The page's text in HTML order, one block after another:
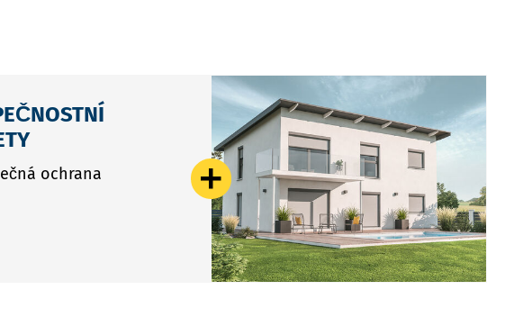
ochrana